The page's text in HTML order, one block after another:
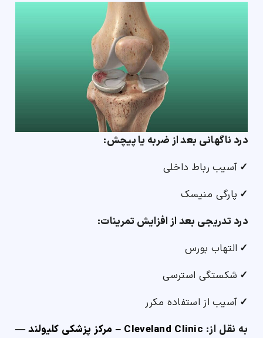
درد ناگهانی بعد از ضربه یا پیچش:
✓ آسیب رباط داخلی
✓ پارگی منیسک
درد تدریجی بعد از افزایش تمرینات:
✓ التهاب بورس
✓ شکستگی استرسی
✓ آسیب از استفاده مکرر
به نقل از: Cleveland Clinic – مرکز پزشکی کلیولند
—